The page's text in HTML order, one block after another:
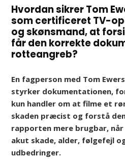
Hvordan sikrer Tom
som certificeret TV-
og skønsmand, at
får den korrekte
rotteangreb?
En fagperson med Tom
styrker dokumentationen,
kun handler om at filme et
skaden præcist og forstå
rapporten mere brugbar, når
akut skade, alder, følgefejl
udbedringer.